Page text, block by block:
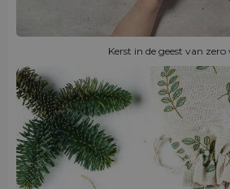
Kerst in de geest van zero